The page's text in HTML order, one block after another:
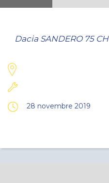
Dacia SANDERO 75 CH
28 novembre 2019